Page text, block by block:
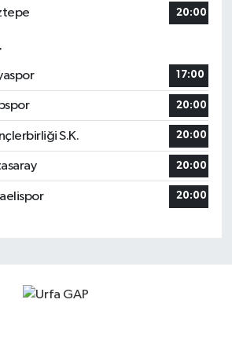
20:00
17:00
20:00
S.K. 20:00
20:00
20:00